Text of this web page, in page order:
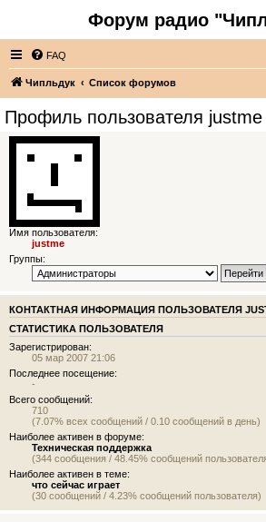
Форум радио
FAQ
Чипльдук Список форумов
Профиль пользователя justme
Имя пользователя:
justme
Группы:
КОНТАКТНАЯ ИНФОРМАЦИЯ ПОЛЬЗОВАТЕЛЯ
СТАТИСТИКА ПОЛЬЗОВАТЕЛЯ
Зарегистрирован:
05 мар 2007 21:06
Последнее посещение:
-
Всего сообщений:
710
(7.07% всех сообщений / 0.10 сообщений в день)
Наиболее активен в форуме:
Техническая поддержка
(344 сообщения / 48.45% сообщений
Наиболее активен в теме:
что сейчас играет
(30 сообщений / 4.23% сообщений пользователя)